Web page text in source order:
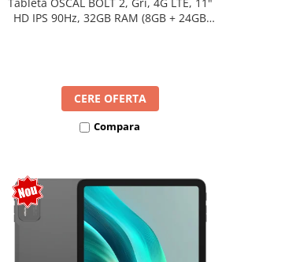
HD IPS 90Hz, 32GB RAM (8GB + 24GB
CERE OFERTA
Compara